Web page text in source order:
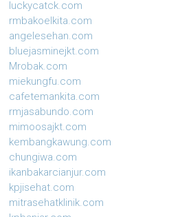
luckycatck.com
rmbakoelkita.com
angelesehan.com
bluejasminejkt.com
Mrobak.com
miekungfu.com
cafetemankita.com
rmjasabundo.com
mimoosajkt.com
kembangkawung.com
chungiwa.com
ikanbakarcianjur.com
kpjisehat.com
mitrasehatklinik.com